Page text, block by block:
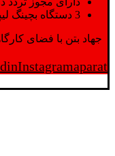
3 دستگاه بچینگ لیپهر(2دستگاه 1متری و 1 دستگاه 1/2 متری با توان تولید 150 متر مکعب در ساعت)
جهاد بتن با فضای کارگاهی و به کار گیری سه دستگاه بچینگ
Instagramaparat